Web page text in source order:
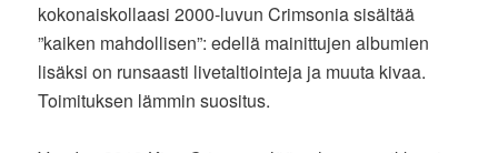
kokonaiskollaasi 2000-luvun Crimsonia sisältää
”kaiken mahdollisen”: edellä mainittujen albumien
lisäksi on runsaasti livetaltiointeja ja muuta kivaa.
Toimituksen lämmin suositus.